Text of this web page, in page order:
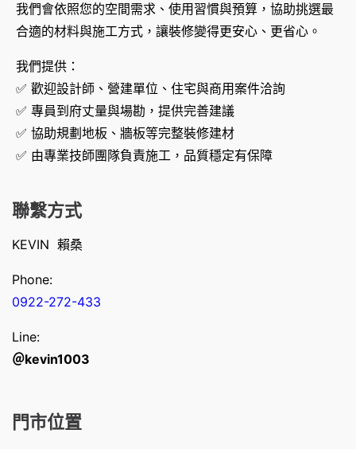
我們會依照您的空間需求、使用習慣與預算，協助挑選最
合適的材料與施工方式，讓裝修變得更安心、更省心。
我們提供：
✅ 歡迎設計師、營建單位、住宅與商用案件洽詢
✅ 專員到府丈量與場勘，提供完善建議
✅ 協助規劃地板、牆板等完整裝修建材
✅ 由專業技師團隊負責施工，品質穩定有保障
聯繫方式
KEVIN 賴桑
Phone:
0922-272-433
Line:
＠kevin1003
門市位置